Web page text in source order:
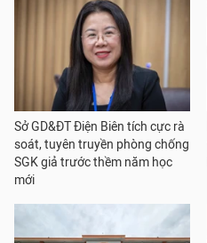
Sở GD&ĐT Điện Biên tích cực rà
soát, tuyên truyền phòng chống
SGK giả trước thềm năm học
mới